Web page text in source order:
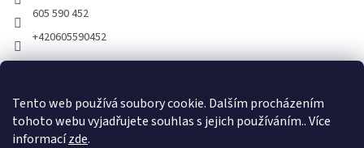
Tento web používá soubory cookie. Dalším procházením
tohoto webu vyjadřujete souhlas s jejich používáním.. Více
informacízde.
605 590 452
+420605590452
Facebook